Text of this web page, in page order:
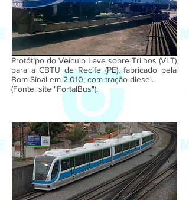
Protótipo do Veículo Leve sobre Trilhos (VLT)
para a CBTU de Recife (PE), fabricado pela
Bom Sinal em 2.010, com tração diesel.
(Fonte: site "FortalBus").